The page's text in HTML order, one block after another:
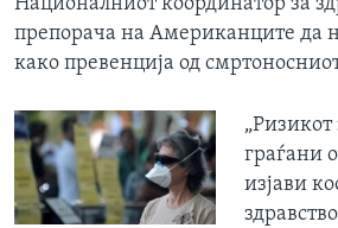
Националниот координатор за
препорача на Американците да
како превенција од
граѓани
изјави